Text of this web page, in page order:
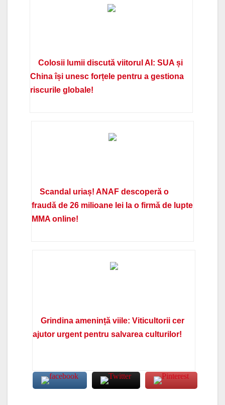
Colosii lumii discută viitorul AI: SUA și
China își unesc forțele pentru a gestiona
riscurile globale!
Scandal uriaș! ANAF descoperă o
fraudă de 26 milioane lei la o firmă de lupte
MMA online!
Grindina amenință viile: Viticultorii cer
ajutor urgent pentru salvarea culturilor!